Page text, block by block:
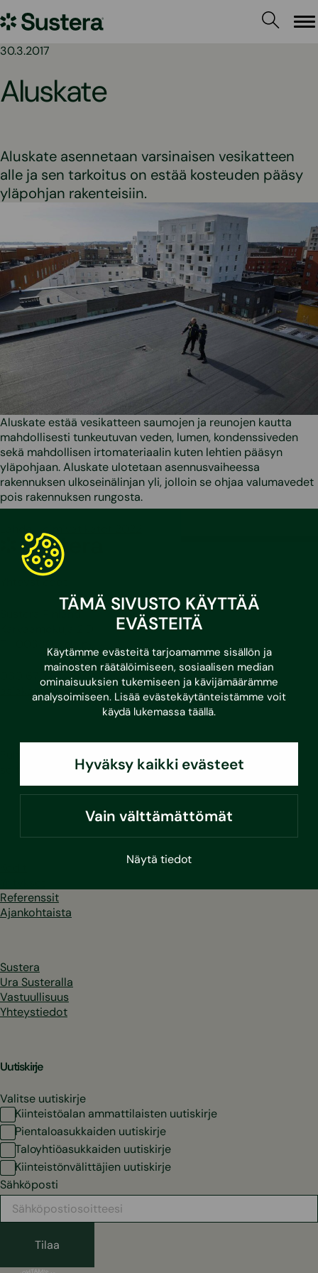
TÄMÄ SIVUSTO KÄYTTÄÄ
EVÄSTEITÄ
Käytämme evästeitä tarjoamamme sisällön ja
mainosten räätälöimiseen, sosiaalisen median
ominaisuuksien tukemiseen ja kävijämäärämme
analysoimiseen. Lisää evästekäytänteistämme voit
käydä lukemassa täällä.
Hyväksy kaikki evästeet
Vain välttämättömät
Näytä tiedot
sisältöön
Sustera
30.3.2017
Aluskate
Aluskate asennetaan varsinaisen vesikatteen
alle ja sen tarkoitus on estää kosteuden pääsy
yläpohjan rakenteisiin.
Aluskate estää vesikatteen saumojen ja reunojen kautta
mahdollisesti tunkeutuvan veden, lumen, kondenssiveden
sekä mahdollisen irtomateriaalin kuten lehtien pääsyn
yläpohjaan. Aluskate ulotetaan asennusvaiheessa
rakennuksen ulkoseinälinjan yli, jolloin se ohjaa valumavedet
pois rakennuksen rungosta.
Sustera
Sustera Finland
030 670 5500
asiakaspalvelu@sustera.com
soittavan operaattorin mukaan.
Referenssit
Ajankohtaista
Sustera
Ura Susteralla
Vastuullisuus
Yhteystiedot
Uutiskirje
Valitse uutiskirje
Kiinteistöalan ammattilaisten uutiskirje
Pientaloasukkaiden uutiskirje
Taloyhtiöasukkaiden uutiskirje
Kiinteistönvälittäjien uutiskirje
Sähköposti